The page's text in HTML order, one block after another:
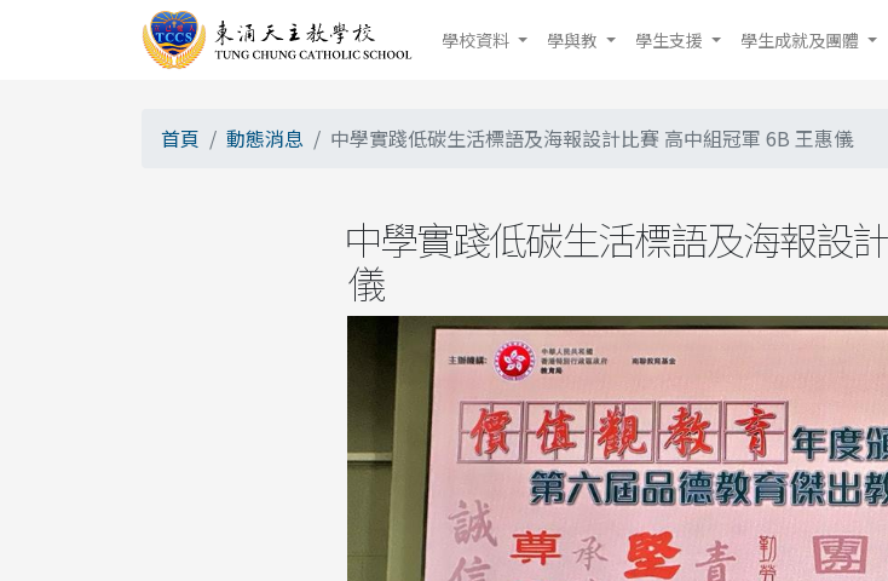
學校資料 學與教 學生支援 學生成就及團體
首頁 動態消息 中學實踐低碳生活標語及海報設計比賽 高中組冠軍 6B 王惠儀
中學實踐低碳生活標語及海報設
儀